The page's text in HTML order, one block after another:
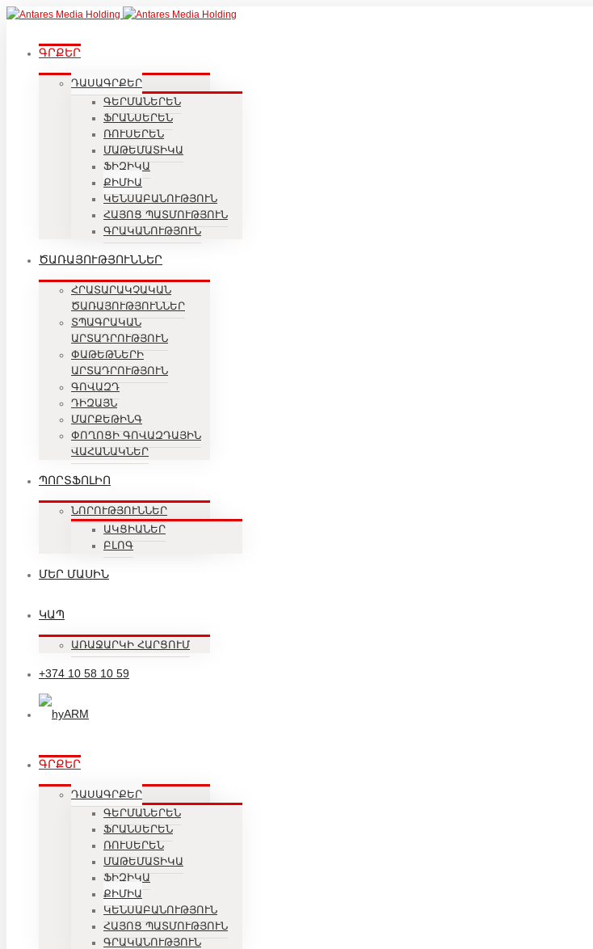
ԳՐՔԵՐ
ԴԱՍԱԳՐՔԵՐ
ԳԵՐՄԱՆԵՐԵՆ
ՖՐԱՆՍԵՐԵՆ
ՌՈՒՍԵՐԵՆ
ՄԱԹԵՄԱՏԻԿԱ
ՖԻԶԻԿԱ
ՔԻՄԻԱ
ԿԵՆՍԱԲԱՆՈՒԹՅՈՒՆ
ՀԱՅՈՑ ՊԱՏՄՈՒԹՅՈՒՆ
ԳՐԱԿԱՆՈՒԹՅՈՒՆ
ԾԱՌԱՅՈՒԹՅՈՒՆՆԵՐ
ՀՐԱՏԱՐԱԿՉԱԿԱՆ
ԾԱՌԱՅՈՒԹՅՈՒՆՆԵՐ
ՏՊԱԳՐԱԿԱՆ
ԱՐՏԱԴՐՈՒԹՅՈՒՆ
ՓԱԹԵԹՆԵՐԻ
ԱՐՏԱԴՐՈՒԹՅՈՒՆ
ԳՈՎԱԶԴ
ԴԻԶԱՅՆ
ՄԱՐՔԵԹԻՆԳ
ՓՈՂՈՑԻ ԳՈՎԱԶԴԱՅԻՆ
ՎԱՀԱՆԱԿՆԵՐ
ՊՈՐՏՖՈԼԻՈ
ՆՈՐՈՒԹՅՈՒՆՆԵՐ
ԱԿՑԻԱՆԵՐ
ԲԼՈԳ
ՄԵՐ ՄԱՍԻՆ
ԿԱՊ
ԱՌԱՋԱՐԿԻ ՀԱՐՑՈՒՄ
+374 10 58 10 59
ARM
ԳՐՔԵՐ
ԴԱՍԱԳՐՔԵՐ
ԳԵՐՄԱՆԵՐԵՆ
ՖՐԱՆՍԵՐԵՆ
ՌՈՒՍԵՐԵՆ
ՄԱԹԵՄԱՏԻԿԱ
ՖԻԶԻԿԱ
ՔԻՄԻԱ
ԿԵՆՍԱԲԱՆՈՒԹՅՈՒՆ
ՀԱՅՈՑ ՊԱՏՄՈՒԹՅՈՒՆ
ԳՐԱԿԱՆՈՒԹՅՈՒՆ